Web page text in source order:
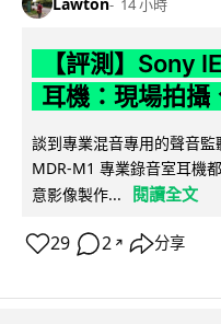
14 小時
【評測】Sony
耳機：現場拍攝
談到專業混音專用的聲音
MDR-M1 專業錄音室耳機
意影像製作...
閱讀全文
29 2 ↗ 分享